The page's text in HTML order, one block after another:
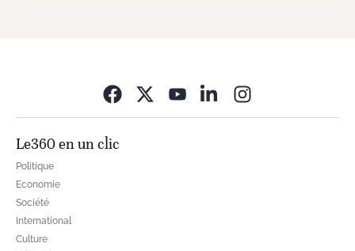
Le360 en un clic
Politique
Economie
Société
International
Culture